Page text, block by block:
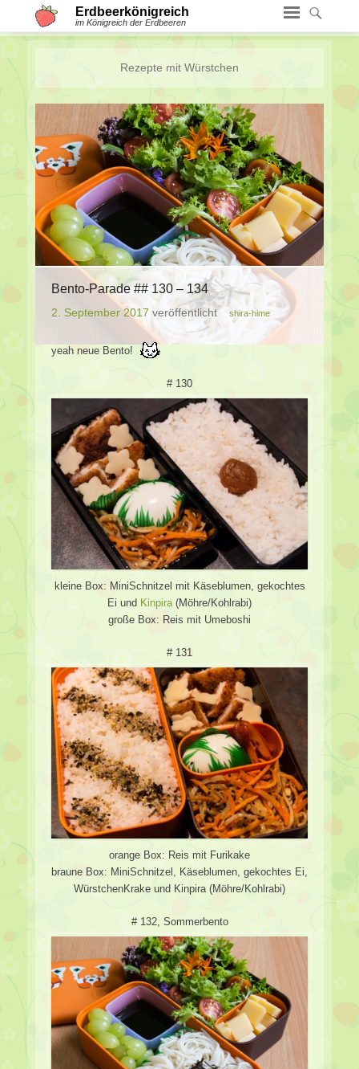
Erdbeerkönigreich
im Königreich der Erdbeeren
Rezepte mit Würstchen
Bento-Parade ## 130 – 134
2. September 2017 veröffentlicht shira-hime
yeah neue Bento!
# 130
kleine Box: MiniSchnitzel mit Käseblumen, gekochtes
Ei und Kinpira (Möhre/Kohlrabi)
große Box: Reis mit Umeboshi
# 131
orange Box: Reis mit Furikake
braune Box: MiniSchnitzel, Käseblumen, gekochtes Ei,
WürstchenKrake und Kinpira (Möhre/Kohlrabi)
# 132, Sommerbento